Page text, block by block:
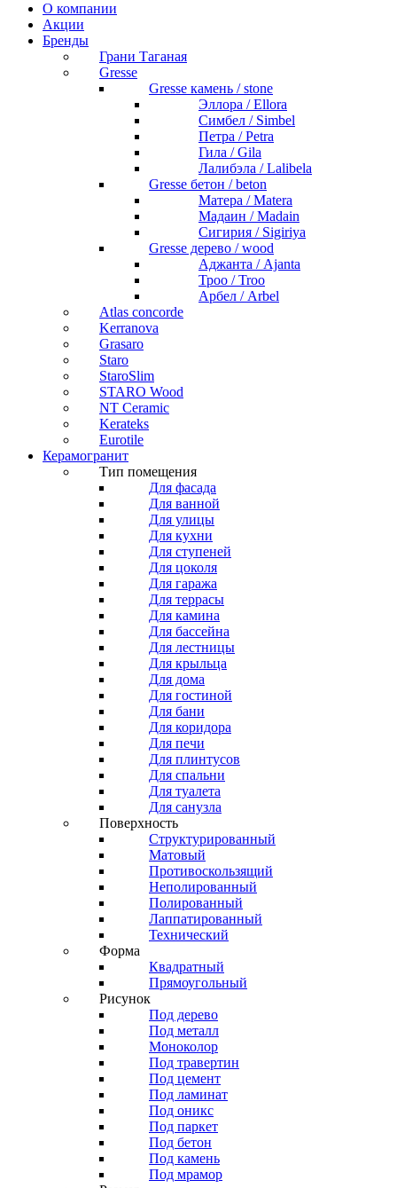
О компании
Акции
Бренды
Грани Таганая
Gresse
Gresse камень / stone
Эллора / Ellora
Симбел / Simbel
Петра / Petra
Гила / Gila
Лалибэла / Lalibela
Gresse бетон / beton
Матера / Matera
Мадаин / Madain
Сигирия / Sigiriya
Gresse дерево / wood
Аджанта / Ajanta
Троо / Troo
Арбел / Arbel
Atlas concorde
Kerranova
Grasaro
Staro
StaroSlim
STARO Wood
NT Ceramic
Kerateks
Eurotile
Керамогранит
Тип помещения
Для фасада
Для ванной
Для улицы
Для кухни
Для ступеней
Для цоколя
Для гаража
Для террасы
Для камина
Для бассейна
Для лестницы
Для крыльца
Для дома
Для гостиной
Для бани
Для коридора
Для печи
Для плинтусов
Для спальни
Для туалета
Для санузла
Поверхность
Структурированный
Матовый
Противоскользящий
Неполированный
Полированный
Лаппатированный
Технический
Форма
Квадратный
Прямоугольный
Рисунок
Под дерево
Под металл
Моноколор
Под травертин
Под цемент
Под ламинат
Под оникс
Под паркет
Под бетон
Под камень
Под мрамор